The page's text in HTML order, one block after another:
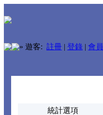
» 遊客: 註冊 | 登錄 | 會員
統計選項